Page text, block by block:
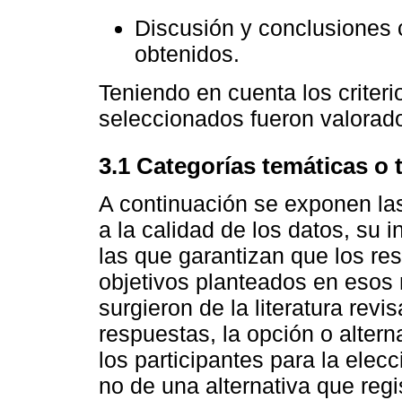
Discusión y conclusiones
obtenidos.
Teniendo en cuenta los
seleccionados fueron
3.1 Categorías temáticas o
A continuación se exponen
a la calidad de los datos, su
las que garantizan que los
objetivos planteados en
surgieron de la literatura
respuestas, la opción o
los participantes para la
no de una alternativa que